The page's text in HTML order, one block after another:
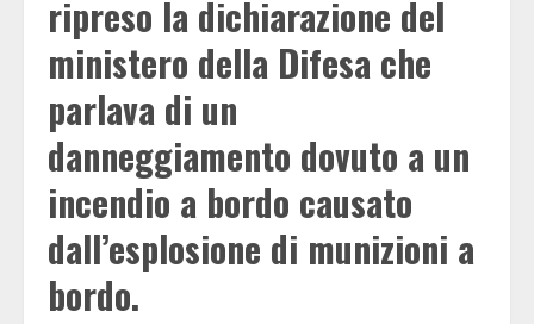
ripreso la dichiarazione del
ministero della Difesa che
parlava di un
danneggiamento dovuto a un
incendio a bordo causato
dall’esplosione di munizioni a
bordo.